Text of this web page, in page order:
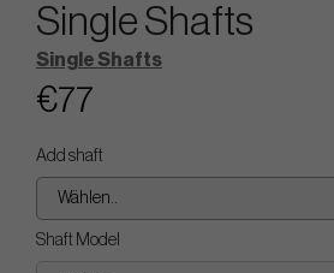
Single Shafts
Single Shafts
€77
Add shaft
Wählen..
Shaft Model